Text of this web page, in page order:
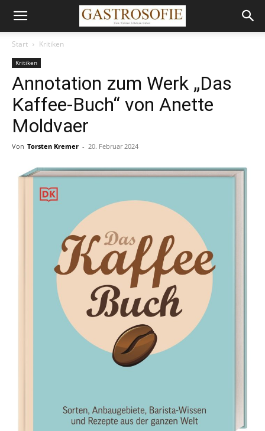
Start Kritiken
Kritiken
Annotation zum Werk „Das
Kaffee-Buch“ von Anette
Moldvaer
Von Torsten Kremer - 20. Februar 2024